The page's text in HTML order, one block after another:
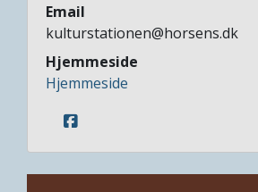
Email
kulturstationen@horsens.dk
Hjemmeside
Hjemmeside